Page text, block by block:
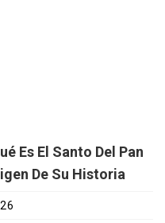
Es El Santo Del Pan
De Su Historia